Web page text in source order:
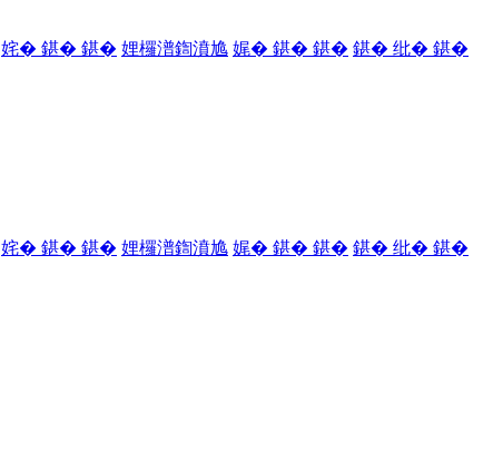
姹� 鍖� 鍖� 娌欏潽鍧濆尯 娓� 鍖� 鍖� 鍖� 纰� 鍖�
姹� 鍖� 鍖� 娌欏潽鍧濆尯 娓� 鍖� 鍖� 鍖� 纰� 鍖�